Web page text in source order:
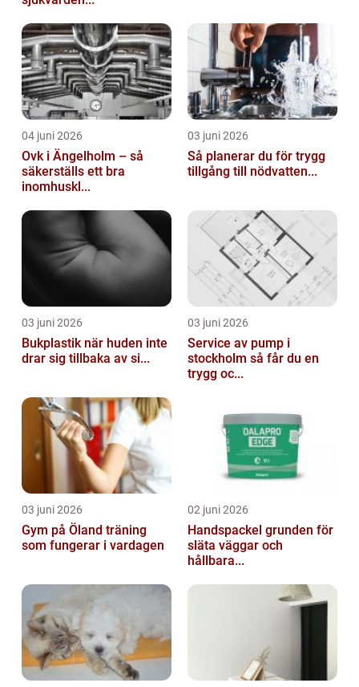
04 juni 2026
Ovk i Ängelholm – så
säkerställs ett bra
inomhuskl...
03 juni 2026
Så planerar du för trygg
tillgång till nödvatten...
03 juni 2026
Bukplastik när huden inte
drar sig tillbaka av si...
03 juni 2026
Service av pump i
stockholm så får du en
trygg oc...
03 juni 2026
Gym på Öland träning
som fungerar i vardagen
02 juni 2026
Handspackel grunden för
släta väggar och
hållbara...